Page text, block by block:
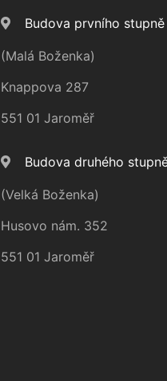
Budova prvního stupně
(Malá Boženka)
Knappova 287
551 01 Jaroměř
Budova druhého
(Velká Boženka)
Husovo nám. 352
551 01 Jaroměř